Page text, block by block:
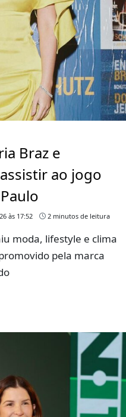
Braz e
ao jogo
às 17:52 2 minutos de leitura
moda, lifestyle e clima
pela marca